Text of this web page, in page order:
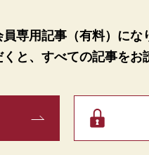
専用記事（有料）にな
と、 すべての記事をお